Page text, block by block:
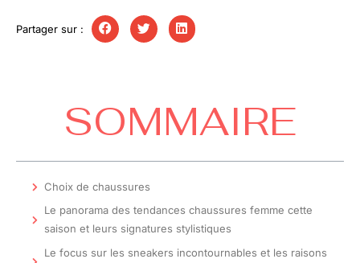
Partager sur :
SOMMAIRE
Choix de chaussures
Le panorama des tendances chaussures femme cette
saison et leurs signatures stylistiques
Le focus sur les sneakers incontournables et les raisons